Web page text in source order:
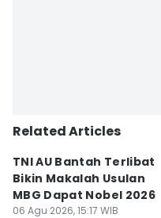
Related Articles
TNI AU Bantah Terlibat
Bikin Makalah Usulan
MBG Dapat Nobel 2026
06 Agu 2026, 15:17 WIB